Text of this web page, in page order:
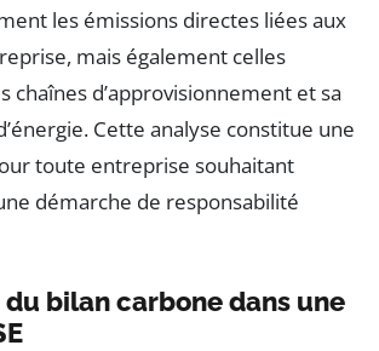
les émissions directes liées aux
mais également celles
chaînes d’approvisionnement et sa
Cette analyse constitue une
toute entreprise souhaitant
démarche de responsabilité
bilan carbone dans une